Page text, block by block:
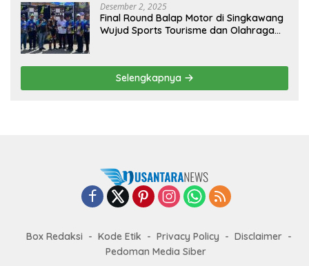
Desember 2, 2025
Final Round Balap Motor di Singkawang
Wujud Sports Tourisme dan Olahraga
Selengkapnya
Box Redaksi Kode Etik Privacy Policy
Disclaimer
Pedoman Media Siber